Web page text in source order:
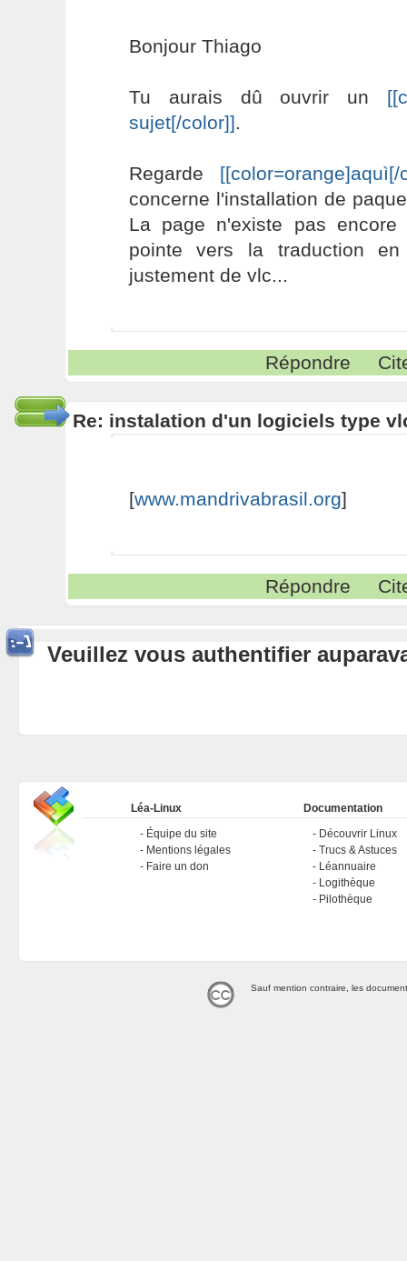
Bonjour Thiago
Tu aurais dû ouvrir un
sujet[/color]].
Regarde [[color=orange]aquì[/
concerne l'installation de
La page n'existe pas
pointe vers la traduction
justement de vlc...
Répondre
Re: instalation d'un logiciels type
[www.mandrivabrasil.org]
Répondre
Veuillez vous authentifier
Léa-Linux
Équipe du site
Mentions légales
Faire un don
Documentation
Découvrir Linux
Trucs & Astuces
Léannuaire
Logithèque
Pilothèque
Sauf mention contraire, les